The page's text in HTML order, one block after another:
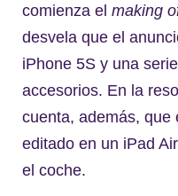
comienza el making
desvela que el
iPhone 5S y una
accesorios. En la
cuenta, además, que
editado en un iPad
el coche.